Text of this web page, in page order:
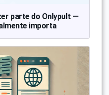
parte do Onlypult —
importa